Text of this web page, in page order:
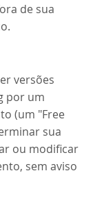
de sua
versões
por um
(um "Free
sua
ou modificar
sem aviso